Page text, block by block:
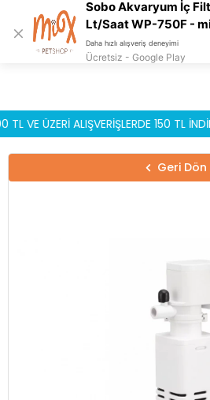
VE ÜZERİ ALIŞVERİŞLERDE 150 TL
Geri Dön
×
Sobo Akvaryum İç
Lt/Saat WP-750F -
Daha hızlı alışveriş deneyimi
Ücretsiz - Google Play